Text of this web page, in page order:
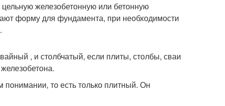
железобетонную или бетонную
форму для фундамента, при необходимости
, и столбчатый, если плиты, столбы, сваи
то есть только плитный. Он